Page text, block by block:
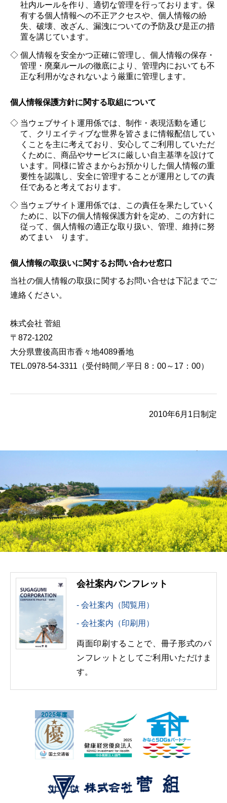
社内ルールを作り、適切な管理を行っております。保
有する個人情報への不正アクセスや、個人情報の紛
失、破壊、改ざん、漏洩についての予防及び是正の措
置を講じています。
個人情報を安全かつ正確に管理し、個人情報の保存・
管理・廃棄ルールの徹底により、管理内においても不
正な利用がなされないよう厳重に管理します。
個人情報保護方針に関する取組について
当ウェブサイト運用係では、制作・表現活動を通じ
て、クリエイティブな世界を皆さまに情報配信してい
くことを主に考えており、安心してご利用していただ
くために、商品やサービスに厳しい自主基準を設けて
います。同様に皆さまからお預かりした個人情報の重
要性を認識し、安全に管理することが運用としての責
任であると考えております。
当ウェブサイト運用係では、この責任を果たしていく
ために、以下の個人情報保護方針を定め、この方針に
従って、個人情報の適正な取り扱い、管理、維持に努
めてまい ります。
個人情報の取扱いに関するお問い合わせ窓口
当社の個人情報の取扱に関するお問い合せは下記までご
連絡ください。
株式会社 菅組
〒872-1202
大分県豊後高田市香々地4089番地
TEL.0978-54-3311（受付時間／平日 8：00～17：00）
2010年6月1日制定
会社案内パンフレット
会社案内（閲覧用）
会社案内（印刷用）
両面印刷することで、冊子形式のパ
ンフレットとしてご利用いただけま
す。